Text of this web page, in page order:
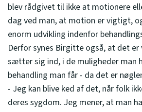
blev rådgivet til ikke at motionere
dag ved man, at motion er vigtigt,
enorm udvikling indenfor
Derfor synes Birgitte også, at det
sætter sig ind, i de muligheder man
behandling man får - da det er
- Jeg kan blive ked af det, når folk
deres sygdom. Jeg mener, at man